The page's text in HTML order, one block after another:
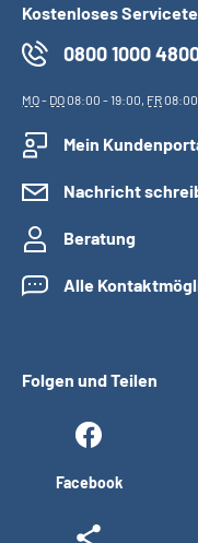
Kostenloses
0800 1000
MO- DO08:00 - 19:00, FR08:00
Mein
Nachricht
Beratung
Alle
Folgen und Teilen
Facebook